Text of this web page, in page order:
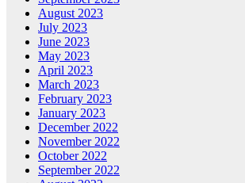
August 2023
July 2023
June 2023
May 2023
April 2023
March 2023
February 2023
January 2023
December 2022
November 2022
October 2022
September 2022